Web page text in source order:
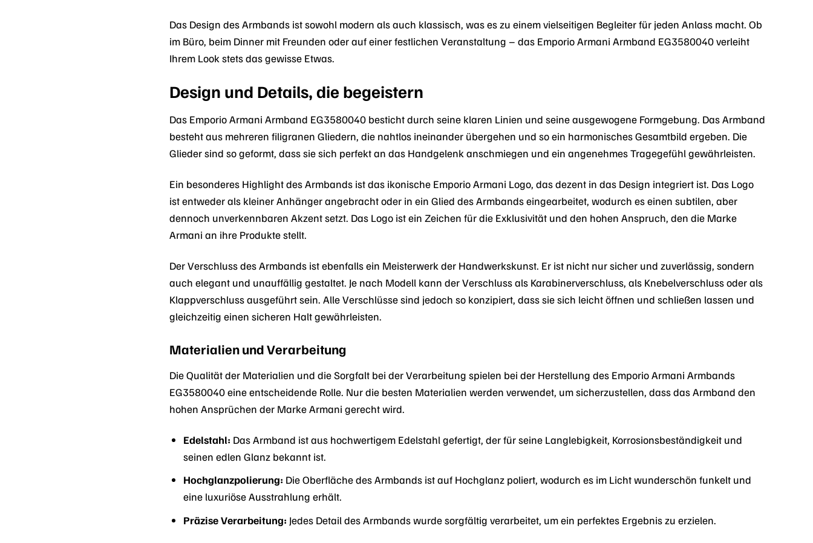
Das Design des Armbands ist sowohl modern als auch klassisch, was es zu einem vielseitigen Begleiter für jeden Anlass macht. Ob
im Büro, beim Dinner mit Freunden oder auf einer festlichen Veranstaltung – das Emporio Armani Armband EG3580040 verleiht
Ihrem Look stets das gewisse Etwas.
Design und Details, die begeistern
Das Emporio Armani Armband EG3580040 besticht durch seine klaren Linien und seine ausgewogene Formgebung. Das Armband
besteht aus mehreren filigranen Gliedern, die nahtlos ineinander übergehen und so ein harmonisches Gesamtbild ergeben. Die
Glieder sind so geformt, dass sie sich perfekt an das Handgelenk anschmiegen und ein angenehmes Tragegefühl gewährleisten.
Ein besonderes Highlight des Armbands ist das ikonische Emporio Armani Logo, das dezent in das Design integriert ist. Das Logo
ist entweder als kleiner Anhänger angebracht oder in ein Glied des Armbands eingearbeitet, wodurch es einen subtilen, aber
dennoch unverkennbaren Akzent setzt. Das Logo ist ein Zeichen für die Exklusivität und den hohen Anspruch, den die Marke
Armani an ihre Produkte stellt.
Der Verschluss des Armbands ist ebenfalls ein Meisterwerk der Handwerkskunst. Er ist nicht nur sicher und zuverlässig, sondern
auch elegant und unauffällig gestaltet. Je nach Modell kann der Verschluss als Karabinerverschluss, als Knebelverschluss oder als
Klappverschluss ausgeführt sein. Alle Verschlüsse sind jedoch so konzipiert, dass sie sich leicht öffnen und schließen lassen und
gleichzeitig einen sicheren Halt gewährleisten.
Materialien und Verarbeitung
Die Qualität der Materialien und die Sorgfalt bei der Verarbeitung spielen bei der Herstellung des Emporio Armani Armbands
EG3580040 eine entscheidende Rolle. Nur die besten Materialien werden verwendet, um sicherzustellen, dass das Armband den
hohen Ansprüchen der Marke Armani gerecht wird.
Edelstahl: Das Armband ist aus hochwertigem Edelstahl gefertigt, der für seine Langlebigkeit, Korrosionsbeständigkeit und
seinen edlen Glanz bekannt ist.
Hochglanzpolierung: Die Oberfläche des Armbands ist auf Hochglanz poliert, wodurch es im Licht wunderschön funkelt und
eine luxuriöse Ausstrahlung erhält.
Präzise Verarbeitung: Jedes Detail des Armbands wurde sorgfältig verarbeitet, um ein perfektes Ergebnis zu erzielen.